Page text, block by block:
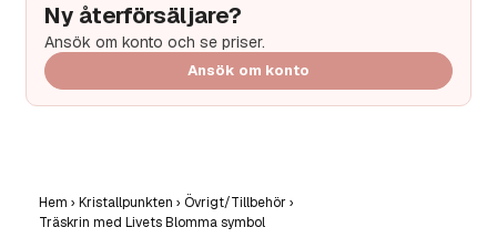
Ny återförsäljare?
Ansök om konto och se priser.
Ansök om konto
Hem › Kristallpunkten › Övrigt/Tillbehör ›
Träskrin med Livets Blomma symbol